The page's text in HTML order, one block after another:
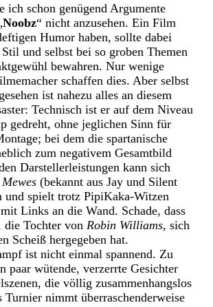
ich schon genügend Argumente
Noobz“ nicht anzusehen. Ein Film
Humor haben, sollte dabei
und selbst bei so groben Themen
bewahren. Nur wenige
schaffen dies. Aber selbst
ist nahezu alles an diesem
Technisch ist er auf dem Niveau
gedreht, ohne jeglichen Sinn für
bei dem die spartanische
zum negativem Gesamtbild
Darstellerleistungen kann sich
(bekannt aus Jay und Silent
und spielt trotz PipiKaka-Witzen
Links an die Wand. Schade, dass
die Tochter von Robin Williams, sich
Scheiß hergegeben hat.
ist nicht einmal spannend. Zu
paar wütende, verzerrte Gesichter
die völlig zusammenhangslos
Turnier nimmt überraschenderweise